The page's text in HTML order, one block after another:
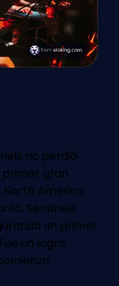
no perdió
gran
North America
Sentinels
un primer
un logro